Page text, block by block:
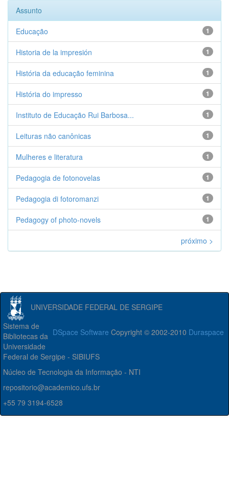
Assunto
1
Educação
1
Historia de la impresión
1
História da educação feminina
1
História do impresso
1
Instituto de Educação Rui Barbosa...
1
Leituras não canônicas
1
Mulheres e literatura
1
Pedagogia de fotonovelas
1
Pedagogia di fotoromanzi
1
Pedagogy of photo-novels
próximo >
UNIVERSIDADE FEDERAL DE SERGIPE
DSpace Software Copyright © 2002-2010 Duraspace
Sistema de
Bibliotecas da
Universidade
Federal de Sergipe - SIBIUFS
Núcleo de Tecnologia da Informação - NTI
repositorio@academico.ufs.br
+55 79 3194-6528